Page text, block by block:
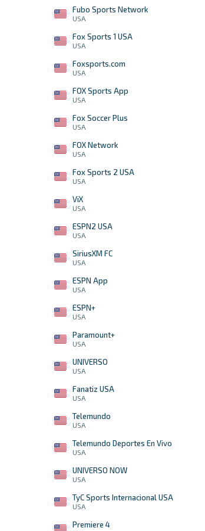
Fubo Sports Network
USA
Fox Sports 1 USA
USA
Foxsports.com
USA
FOX Sports App
USA
Fox Soccer Plus
USA
FOX Network
USA
Fox Sports 2 USA
USA
ViX
USA
ESPN2 USA
USA
SiriusXM FC
USA
ESPN App
USA
ESPN+
USA
Paramount+
USA
UNIVERSO
USA
Fanatiz USA
USA
Telemundo
USA
Telemundo Deportes En Vivo
USA
UNIVERSO NOW
USA
TyC Sports Internacional USA
USA
Premiere 4